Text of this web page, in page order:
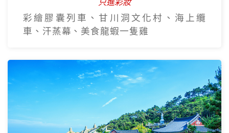
歡樂釜山5日
只進彩妝
彩繪膠囊列車、甘川洞文化村、海上纜
車、汗蒸幕、美食龍蝦一隻雞